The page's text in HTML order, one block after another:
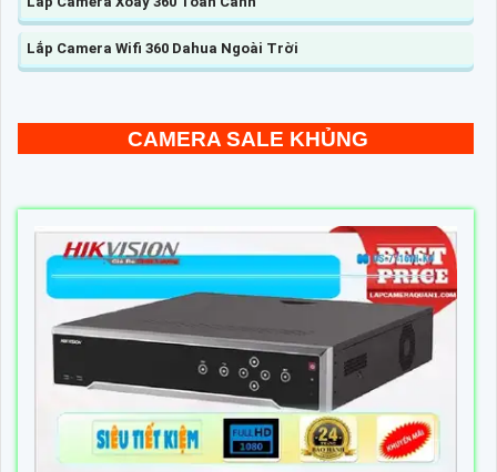
Lắp Camera Wifi 360 Dahua Ngoài Trời
CAMERA SALE KHỦNG